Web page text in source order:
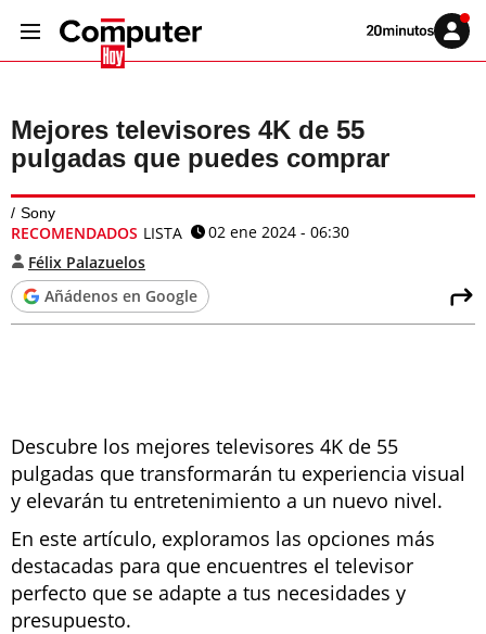
Volver
Iniciar
sesión
Mejores televisores 4K de 55
pulgadas que puedes comprar
Sony
RECOMENDADOS LISTA
02 ene 2024 - 06:30
Félix Palazuelos
Añádenos en Google
Descubre los mejores televisores 4K de 55
pulgadas que transformarán tu experiencia visual
y elevarán tu entretenimiento a un nuevo nivel.
En este artículo, exploramos las opciones más
destacadas para que encuentres el televisor
perfecto que se adapte a tus necesidades y
presupuesto.